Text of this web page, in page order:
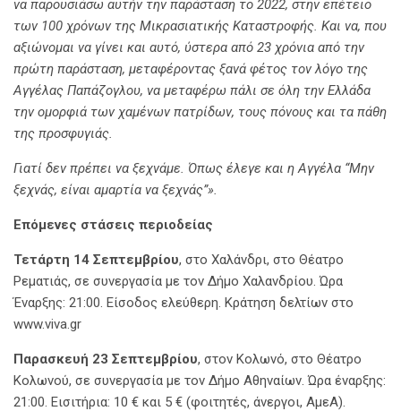
να παρουσιάσω αυτήν την παράσταση το 2022, στην επέτειο
των 100 χρόνων της Μικρασιατικής Καταστροφής. Και να, που
αξιώνομαι να γίνει και αυτό, ύστερα από 23 χρόνια από την
πρώτη παράσταση, μεταφέροντας ξανά φέτος τον λόγο της
Αγγέλας Παπάζογλου, να μεταφέρω πάλι σε όλη την Ελλάδα
την ομορφιά των χαμένων πατρίδων, τους πόνους και τα πάθη
της προσφυγιάς.
Γιατί δεν πρέπει να ξεχνάμε. Όπως έλεγε και η Αγγέλα “Μην
ξεχνάς, είναι αμαρτία να ξεχνάς”».
Επόμενες στάσεις περιοδείας
Τετάρτη 14 Σεπτεμβρίου, στο Χαλάνδρι, στο Θέατρο
Ρεματιάς, σε συνεργασία με τον Δήμο Χαλανδρίου. Ώρα
Έναρξης: 21:00. Είσοδος ελεύθερη. Κράτηση δελτίων στο
www.viva.gr
Παρασκευή 23 Σεπτεμβρίου, στον Κολωνό, στο Θέατρο
Κολωνού, σε συνεργασία με τον Δήμο Αθηναίων. Ώρα έναρξης:
21:00. Εισιτήρια: 10 € και 5 € (φοιτητές, άνεργοι, ΑμεΑ).